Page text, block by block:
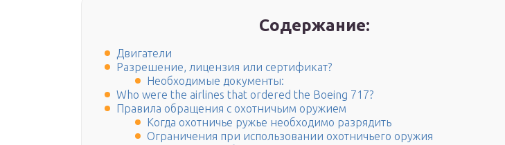
Содержание:
Двигатели
Разрешение, лицензия или сертификат?
Необходимые документы:
Who were the airlines that ordered the Boeing 717?
Правила обращения с охотничьим оружием
Когда охотничье ружье необходимо разрядить
Ограничения при использовании охотничьего оружия